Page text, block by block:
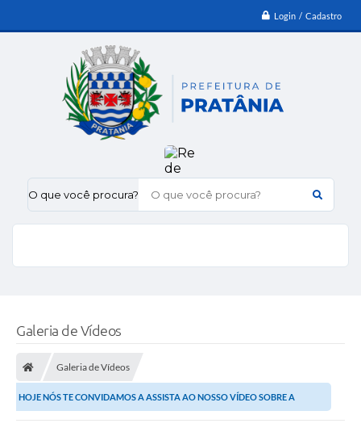
Login / Cadastro
O que você procura?
Galeria de Vídeos
Galeria de Vídeos
HOJE NÓS TE CONVIDAMOS A ASSISTA AO NOSSO VÍDEO SOBRE A